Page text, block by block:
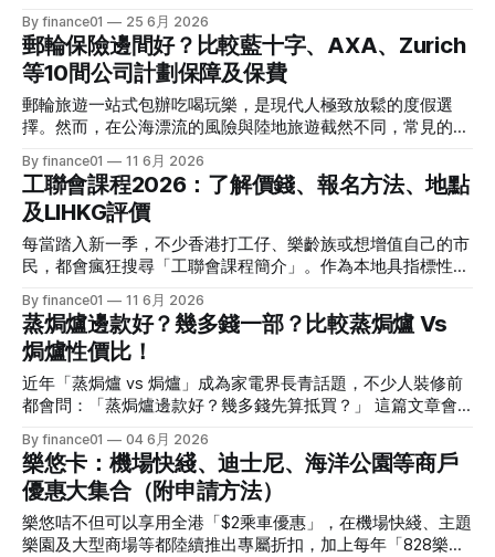
了更新穎的賽制，舞台與音響規格全面升級，參賽者的背景更
是臥虎藏龍，由退隱江湖的昔日歌手到各行各業的隱世歌王，
再次掀起全城「追星」與「懷舊」熱潮。 如果你錯過了部分
精彩集數，或者想一氣呵成重溫整季的精華，這篇《中年好聲
音 4》全方位懶人包將為你系統化地盤點整季賽期、星級陣
血淚評價！ 《中年好聲音 4》整季賽期與播放時間表 本季
《中年好聲音 4》橫跨了 2025 年底至 2026 年第二季，整季
的戰線拉得相當漫長，分階段的對決更具張力。以下為整季的
核心賽期時間線： * 全球海選招募：2025 年 8
By finance01 25 6月 2026
郵輪保險邊間好？比較藍十字、AXA、Zurich
等10間公司計劃保障及保費
郵輪旅遊一站式包辦吃喝玩樂，是現代人極致放鬆的度假選
擇。然而，在公海漂流的風險與陸地旅遊截然不同，常見的感
負天價醫療費。本文為大家深挖郵輪保險的關鍵條款，全面比
較藍十字、AXA、Zurich（蘇黎世）等10間香港主流保險公司
的保障及保費，助你精明啟航！ 為什麼普通的旅遊保險不夠
用？解密三大「郵輪特約條款」 很多旅人在買保險時，常圖
方便直接用信用卡附送的旅遊保險，或是盲目在網上買一份最
號、醫療資源極度受限的環境。合格的「郵輪保險」必須包含
以下普通旅保通常列為「不保事項」的核心條款： 1. 公海緊急
醫療救援（直升機緊急吊運） 在陸地上不舒服，可以直接叫
救護車去附近醫院。但在公海漂流時，若遇上急性闌尾炎、心
臟病、嚴重中風等，船上的醫務室通常只能做基本維持。此
時，必須召喚直升機或救難船進行海空聯動緊急吊運，將病人
送往最近的國家急救。這類緊急撤離與直升機吊運費用往往高
達港幣數十萬至上百萬元。因此，保單內「緊急醫療救援」的
By finance01 11 6月 2026
工聯會課程2026：了解價錢、報名方法、地點
及LIHKG評價
每當踏入新一季，不少香港打工仔、樂齡族或想增值自己的市
民，都會瘋狂搜尋「工聯會課程簡介」。作為本地具指標性的
高的特色深入民心。本文將為您全面拆解 2026 最新季度課程
的價錢預算、報名技巧、上課據點，並整合 LIHKG 連登網民
的真實學藝體驗與吐槽，助您精明增值！ 2026 工聯會課程四
大熱門類別與價錢預算 工聯會的課程範疇可謂包羅萬象，由
最傳統的「搵食考牌」技能，到極時髦的科技應用、休閒興趣
不需大破費即可報讀。 我們來看看 2026 年最新熱門類別及常
規價錢指南： 1. 建造及裝修水電類（連登仔力薦「神級」科
目） * 熱門課程： 家居水電檢查及維修實務班、冷氣機（分
體式）維修速成班、木器油漆實習、水喉工中工考牌班。 * 學
費預算： 約 $700 至 $1,800 不等（
By finance01 11 6月 2026
蒸焗爐邊款好？幾多錢一部？比較蒸焗爐 Vs
焗爐性價比！
近年「蒸焗爐 vs 焗爐」成為家電界長青話題，不少人裝修前
都會問：「蒸焗爐邊款好？幾多錢先算抵買？」 這篇文章會
比，並結合2026年熱門品牌與消委會建議，協助你揀對一部
啱自己嘅爐。 蒸焗爐幾多錢一部？2026 價位速覽 以最新測試
及零售資料計，蒸焗爐的價錢主要視乎「嵌入式定座檯式」、
「是否三合一（蒸＋焗＋微波）」以及品牌定位而定。 根據
消委會報告及電器店選購指南，嵌入式蒸焗爐大致由約 9,800
By finance01 04 6月 2026
樂悠卡：機場快綫、迪士尼、海洋公園等商戶
優惠大集合（附申請方法）
樂悠咭不但可以享用全港「$2乘車優惠」，在機場快綫、主題
樂園及大型商場等都陸續推出專屬折扣，加上每年「828樂悠